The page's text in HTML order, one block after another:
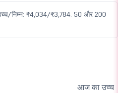
निम्न: ₹4,034/₹3,784. 50 और 200
आज का उच्च